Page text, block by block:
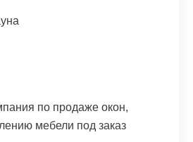
по продаже окон,
мебели под заказ